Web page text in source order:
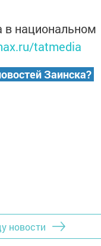
в национальном
tatmedia
Заинска?
новости